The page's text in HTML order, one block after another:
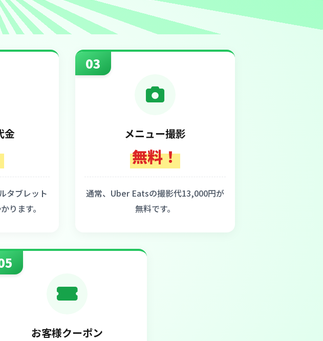
金
タブレット
ります。
03
メニュー撮影
無料！
通常、Uber Eatsの撮影代13,000円が
無料です。
お客様クーポン